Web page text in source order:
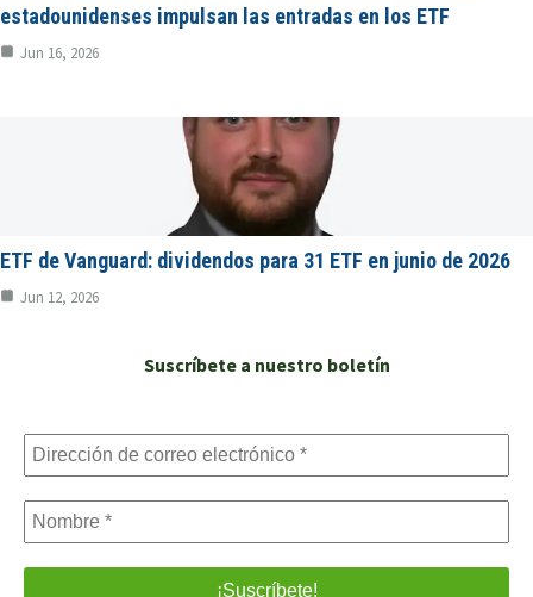
estadounidenses impulsan las entradas en los ETF
Jun 16, 2026
ETF de Vanguard: dividendos para 31 ETF en junio de 2026
Jun 12, 2026
Suscríbete a nuestro boletín